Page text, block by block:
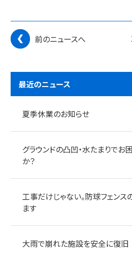
前のニュースへ
最近のニュース
夏季休業のお知らせ
グラウンドの凸凹・水たまりでお
か？
工事だけじゃない。防球フェンス
ます
大雨で崩れた施設を安全に復旧